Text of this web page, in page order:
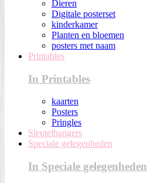
Dieren
Digitale posterset
kinderkamer
Planten en bloemen
posters met naam
Printables
In Printables
kaarten
Posters
Pringles
Sleutelhangers
Speciale gelegenheden
In Speciale gelegenheden